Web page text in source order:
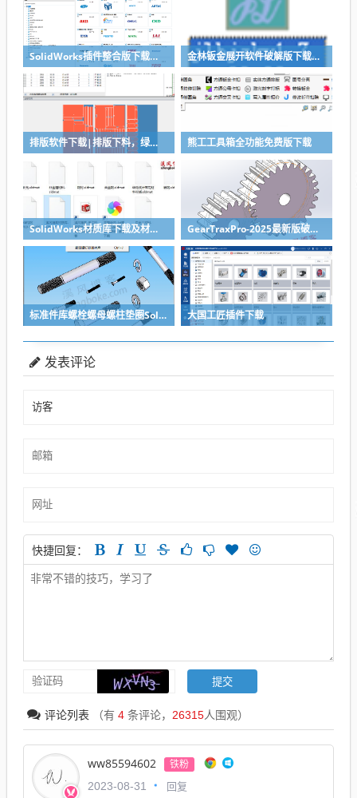
SolidWorks插件整合版下载，适合各个版本SolidWorks 金林钣金展开软件破解版下载与安装使用教程
排版软件下载|排版下料，绿色免安装 熊工工具箱全功能免费版下载
SolidWorks材质库下载及材质库导入方法 GearTraxPro-2025最新版破解版下载，免注册免破解直接用SolidWorks齿轮/链轮/带轮插件
标准件库螺栓螺母螺柱垫圈SolidWorks标准件插件 大国工匠插件下载
发表评论
快捷回复：
评论列表 （有 4 条评论， 26315人围观）
ww85594602 铁粉
2023-08-31 回复